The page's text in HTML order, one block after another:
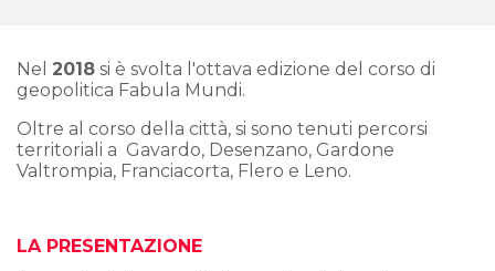
Nel 2018 si è svolta l'ottava edizione del corso di
geopolitica Fabula Mundi.
Oltre al corso della città, si sono tenuti percorsi
territoriali a Gavardo, Desenzano, Gardone
Valtrompia, Franciacorta, Flero e Leno.
LA PRESENTAZIONE